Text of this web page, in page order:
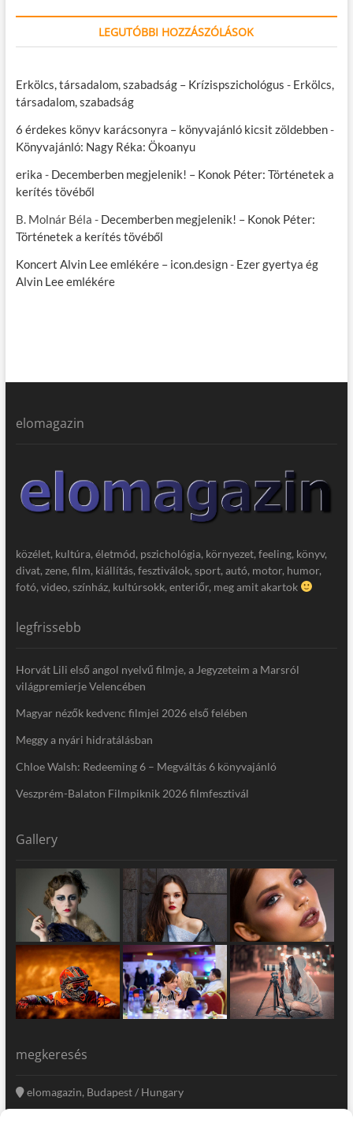
LEGUTÓBBI HOZZÁSZÓLÁSOK
Erkölcs, társadalom, szabadság – Krízispszichológus - Erkölcs,
társadalom, szabadság
6 érdekes könyv karácsonyra – könyvajánló kicsit zöldebben-
Könyvajánló: Nagy Réka: Ökoanyu
erika - Decemberben megjelenik! – Konok Péter: Történetek a
kerítés tövéből
B. Molnár Béla - Decemberben megjelenik! – Konok Péter:
Történetek a kerítés tövéből
Koncert Alvin Lee emlékére – icon.design- Ezer gyertya ég
Alvin Lee emlékére
elomagazin
közélet, kultúra, életmód, pszichológia, környezet, feeling, könyv,
divat, zene, film, kiállítás, fesztiválok, sport, autó, motor, humor,
fotó, video, színház, kultúrsokk, enteriőr, meg amit akartok
legfrissebb
Horvát Lili első angol nyelvű filmje, a Jegyzeteim a Marsról
világpremierje Velencében
Magyar nézők kedvenc filmjei 2026 első felében
Meggy a nyári hidratálásban
Chloe Walsh: Redeeming 6 – Megváltás 6 könyvajánló
Veszprém-Balaton Filmpiknik 2026 filmfesztivál
Gallery
megkeresés
elomagazin, Budapest / Hungary